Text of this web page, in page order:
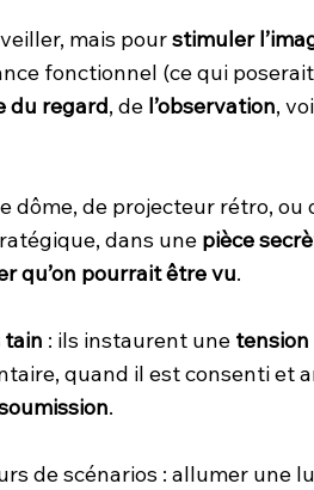
mais pourstimuler
fonctionnel (ce qui
du regard, de l’observation,
dôme, de projecteur rétro, ou
dans une pièce
qu’on pourrait être vu.
tain : ils instaurent une
quand il est consenti et
.
de scénarios : allumer une